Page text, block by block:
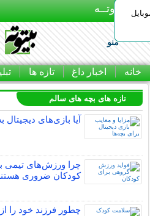
بـیتوتــه
منو
خانه اخبار داغ تازه ها
تازه های بچه های سالم
آیا بازی‌های
چرا ورزش‌های تیمی
کودکان ضروری
چطور فرزند خود را